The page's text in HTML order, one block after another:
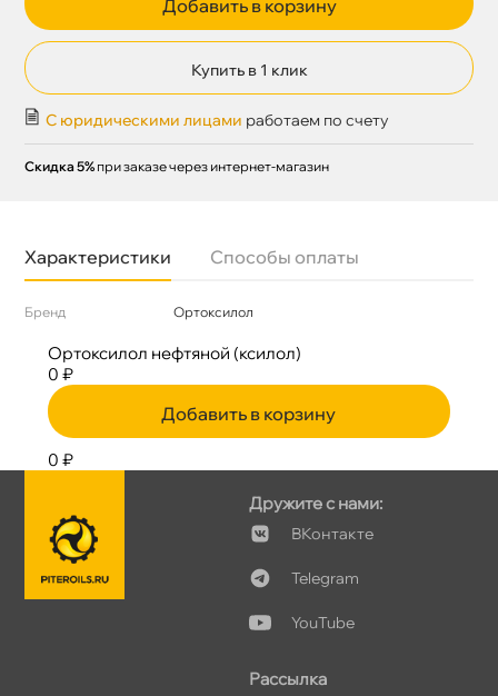
Добавить в корзину
Купить в 1 клик
С юридическими лицами работаем по счету
Скидка 5% при заказе через интернет-магазин
Характеристики Способы оплаты
Бренд Ортоксилол
Ортоксилол нефтяной (ксилол)
0 ₽
Добавить в корзину
0 ₽
Дружите с нами:
Контакте
Telegram
YouTube
Рассылка